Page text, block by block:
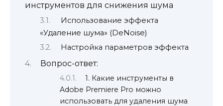
инструментов для снижения шума
Использование эффекта
«Удаление шума» (DeNoise)
Настройка параметров эффекта
Вопрос-ответ:
1. Какие инструменты в
Adobe Premiere Pro можно
использовать для удаления шума